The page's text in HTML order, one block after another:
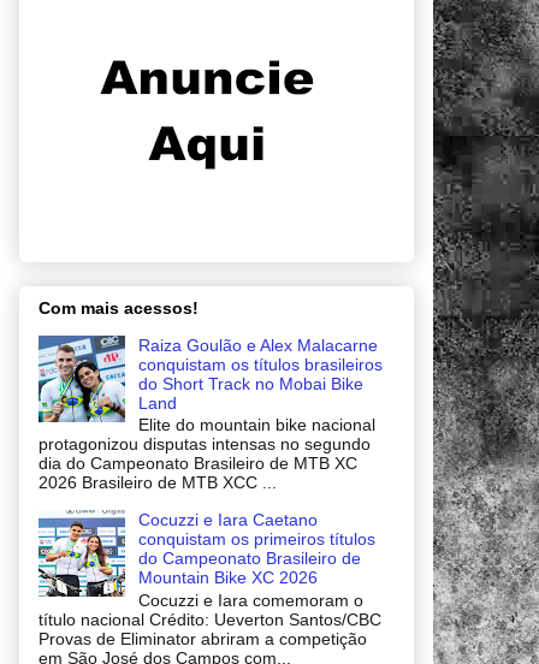
Com mais acessos!
Raiza Goulão e Alex Malacarne
conquistam os títulos brasileiros
do Short Track no Mobai Bike
Land
Elite do mountain bike nacional
protagonizou disputas intensas no segundo
dia do Campeonato Brasileiro de MTB XC
2026 Brasileiro de MTB XCC ...
Cocuzzi e Iara Caetano
conquistam os primeiros títulos
do Campeonato Brasileiro de
Mountain Bike XC 2026
Cocuzzi e Iara comemoram o
título nacional Crédito: Ueverton Santos/CBC
Provas de Eliminator abriram a competição
em São José dos Campos com...